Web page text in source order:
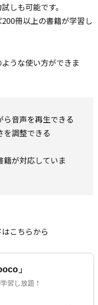
しも可能です。
冊以上の書籍が学習し
うな使い方ができま
音声を再生できる
調整できる
が対応していま
こちらから